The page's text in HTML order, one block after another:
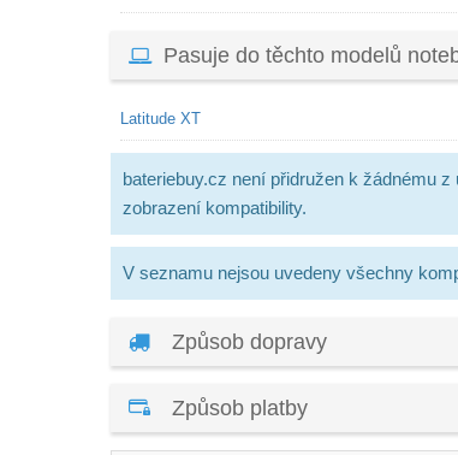
Pasuje do těchto modelů
Latitude XT
bateriebuy.cz není přidružen k žádnému
zobrazení kompatibility.
V seznamu nejsou uvedeny všechny
Způsob dopravy
Způsob platby